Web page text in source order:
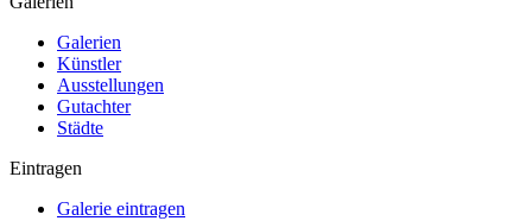
Galerien
Künstler
Ausstellungen
Gutachter
Städte
Eintragen
Galerie eintragen